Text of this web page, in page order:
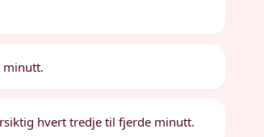
minutt.
hvert tredje til fjerde minutt.